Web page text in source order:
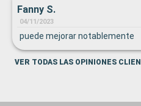
Fanny S.
04/11/2023
puede mejorar notablemente
VER TODAS LAS OPINIONES